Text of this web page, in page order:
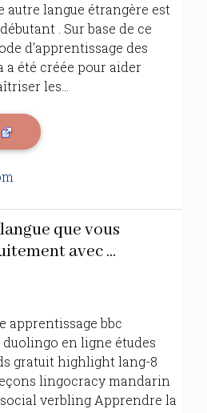
autre langue étrangère est
. Sur base de ce
d'apprentissage des
a été créée pour aider
les...
que vous
avec ...
apprentissage bbc
duolingo en ligne études
gratuit highlight lang-8
lingocracy mandarin
verbling Apprendre la